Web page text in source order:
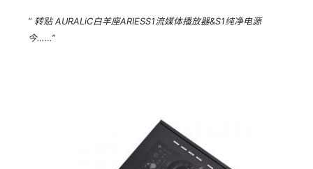
“ 转贴 AURALiC白羊座ARIESS1流媒体播放器&S1纯净电源
今……”